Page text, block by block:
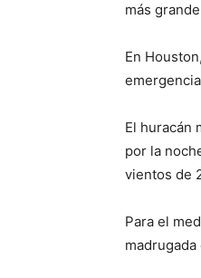
más
En
El huracán
por la
vientos de
Para el